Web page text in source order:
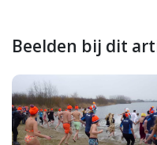
Beelden bij dit